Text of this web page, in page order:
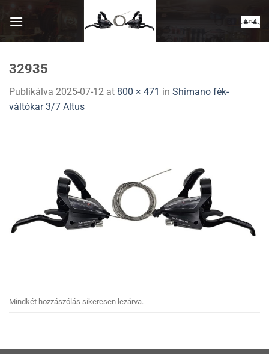
32935
Publikálva 2025-07-12 at 800 × 471 in Shimano fék-
váltókar 3/7 Altus
Mindkét hozzászólás sikeresen lezárva.